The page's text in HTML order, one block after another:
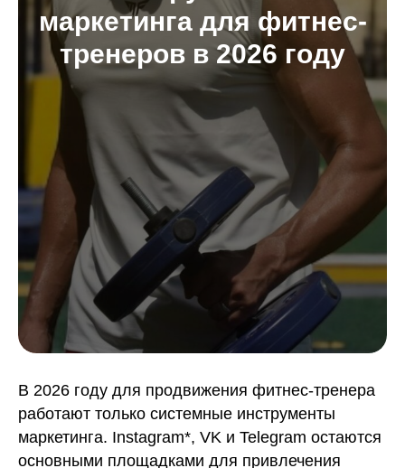
маркетинга для фитнес-
тренеров в 2026 году
В 2026 году для продвижения фитнес-тренера
работают только системные инструменты
маркетинга. Instagram*, VK и Telegram остаются
основными площадками для привлечения